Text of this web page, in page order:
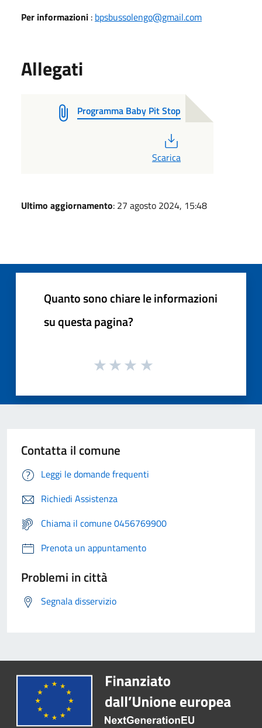
Per informazioni : bpsbussolengo@gmail.com
Allegati
Programma Baby Pit Stop
Scarica
Ultimo aggiornamento: 27 agosto 2024, 15:48
Quanto sono chiare le informazioni
su questa pagina?
Contatta il comune
Leggi le domande frequenti
Richiedi Assistenza
Chiama il comune 0456769900
Prenota un appuntamento
Problemi in città
Segnala disservizio